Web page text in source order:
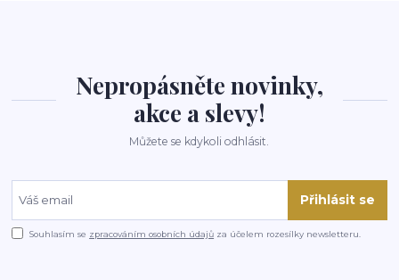
Nepropásněte novinky,
akce a slevy!
Můžete se kdykoli odhlásit.
Přihlásit se
Souhlasím se zpracováním osobních údajů za účelem rozesílky newsletteru.